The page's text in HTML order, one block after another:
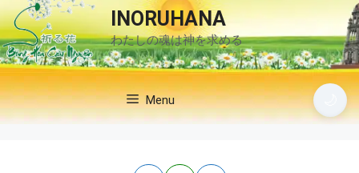
ス
キ
ッ
プ
選
択
INORUHANA
わたしの魂は神を求める
Menu